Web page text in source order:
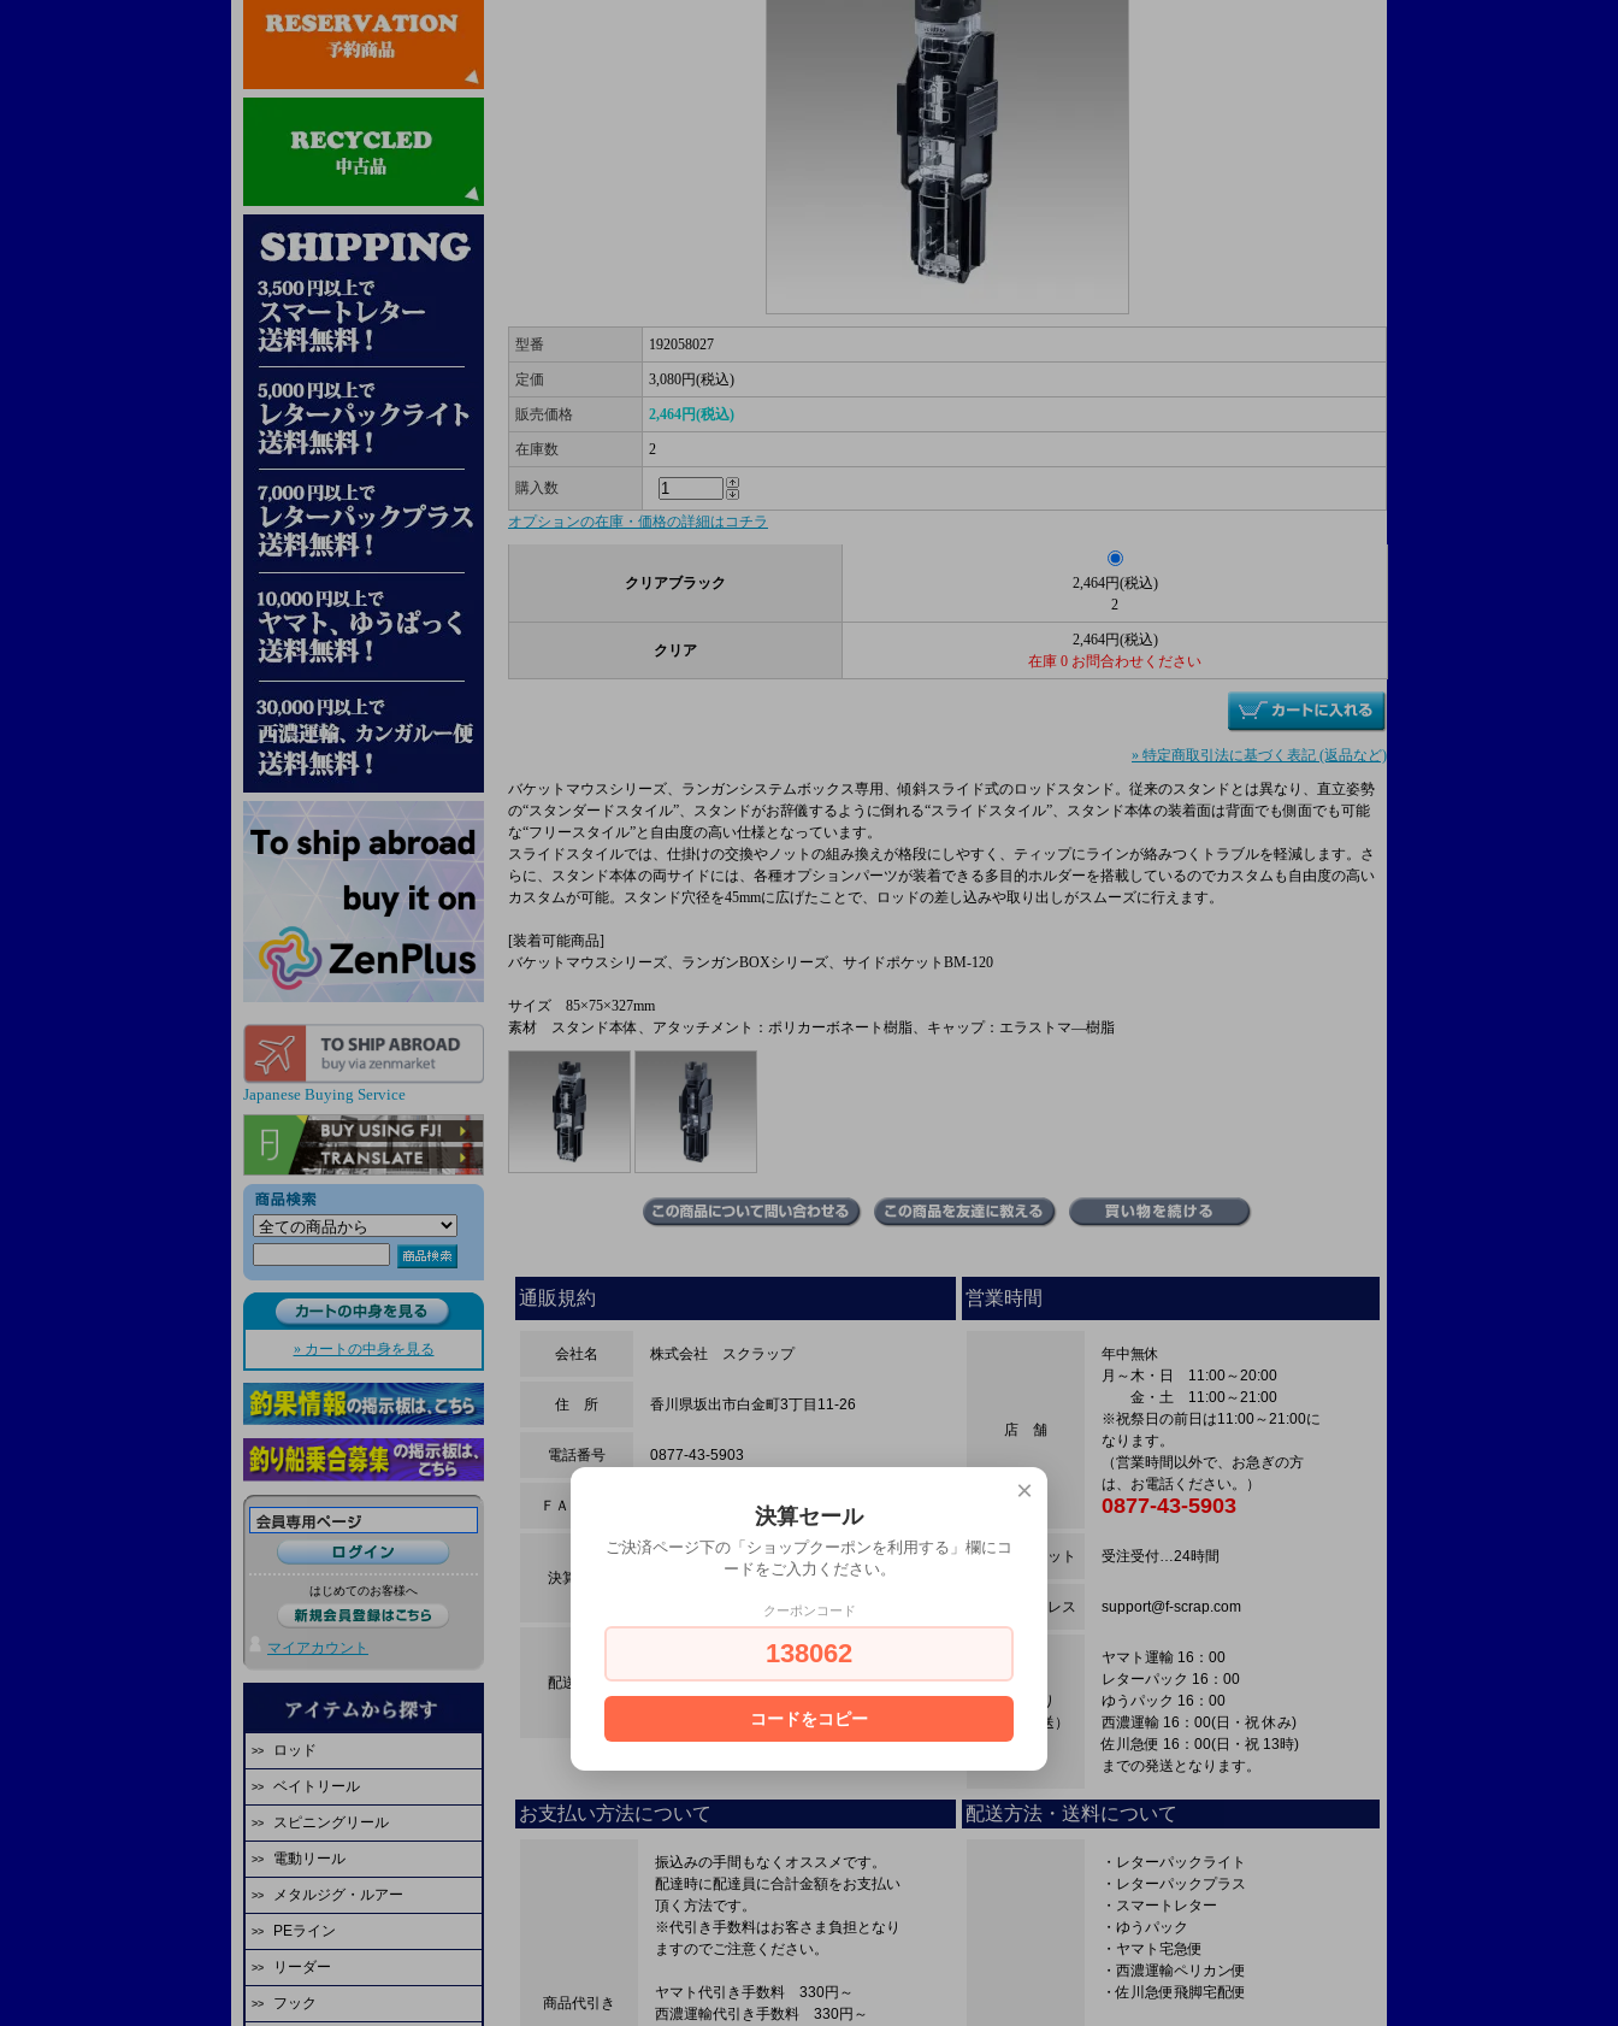
Japanese Buying Service
» カートの中身を見る
はじめてのお客様へ
マイアカウント
ロッド
エバーグリーン
ディープライナー
ビート
オーシャンフリーク
ジャッカル
ピュアテック
ベイトリール
ダイワ
シマノ
エバーグリーン
スタジオオーシャンマーク
マーフィックス
アリゲーター技研
スピニングリール
ダイワ
シマノ
アピア
アブガルシア
エイテック
電動リール
ダイワ
シマノ
ミヤエポック
tail walk
メタルジグ・ルアー
ディープライナー
シーフロアコントロール
FCラボ
PEライン
ファイヤーライン
シマノ
リーダー
YGKよつあみ
フック
型番 192058027
定価 3,080円(税込)
販売価格 2,464円(税込)
在庫数 2
購入数
オプションの在庫・価格の詳細はコチラ
クリアブラック
2,464円(税込)
2
クリア
2,464円(税込)
在庫 0 お問合わせください
» 特定商取引法に基づく表記 (返品など)
バケットマウスシリーズ、ランガンシステムボックス専用、傾斜スライド式のロッドスタンド。従来のスタンドとは異なり、直立姿勢
の“スタンダードスタイル”、スタンドがお辞儀するように倒れる“スライドスタイル”、スタンド本体の装着面は背面でも側面でも可能
な“フリースタイル”と自由度の高い仕様となっています。
スライドスタイルでは、仕掛けの交換やノットの組み換えが格段にしやすく、ティップにラインが絡みつくトラブルを軽減します。さ
らに、スタンド本体の両サイドには、各種オプションパーツが装着できる多目的ホルダーを搭載しているのでカスタムも自由度の高い
カスタムが可能。スタンド穴径を45mmに広げたことで、ロッドの差し込みや取り出しがスムーズに行えます。
[装着可能商品]
バケットマウスシリーズ、ランガンBOXシリーズ、サイドポケットBM-120
サイズ 85×75×327mm
素材 スタンド本体、アタッチメント：ポリカーボネート樹脂、キャップ：エラストマ―樹脂
通販規約 営業時間
会社名 株式会社 スクラップ
住 所 香川県坂出市白金町3丁目11-26
電話番号 0877-43-5903
ＦＡＸ番号
決算方法
商品代引・ 銀行振込・現金・
クロネコwebコレクト・ペイパル
配送方法
西濃運輸・佐川急便
スマートレター・店頭
店 舗
年中無休
月～木・日 11:00～20:00
金・土 11:00～21:00
※祝祭日の前日は11:00～21:00に
なります。
（営業時間以外で、お急ぎの方
は、お電話ください。）
0877-43-5903
インターネット 受注受付…24時間
メールアドレス support@f-scrap.com
締め切り
（当日発送）
ヤマト運輸 16：00
レターパック 16：00
ゆうパック 16：00
西濃運輸 16：00(日・祝 休み)
佐川急便 16：00(日・祝 13時)
までの発送となります。
お支払い方法について 配送方法・送料について
商品代引き
振込みの手間もなくオススメです。
配達時に配達員に合計金額をお支払い
頂く方法です。
※代引き手数料はお客さま負担となり
ますのでご注意ください。
ヤマト代引き手数料 330円～
西濃運輸代引き手数料 330円～
・レターパックライト
・レターパックプラス
・スマートレター
・ゆうパック
・ヤマト宅急便
・西濃運輸ペリカン便
・佐川急便飛脚宅配便
×
決算セール
ご決済ページ下の「ショップクーポンを利用する」欄にコ
ードをご入力ください。
クーポンコード
138062
コードをコピー